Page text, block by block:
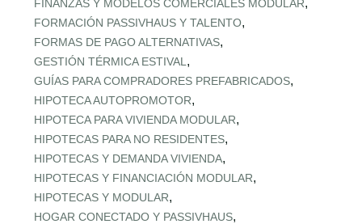
FINANZAS Y MODELOS COMERCIALES MODULAR,
FORMACIÓN PASSIVHAUS Y TALENTO,
FORMAS DE PAGO ALTERNATIVAS,
GESTIÓN TÉRMICA ESTIVAL ,
GUÍAS PARA COMPRADORES PREFABRICADOS,
HIPOTECA AUTOPROMOTOR,
HIPOTECA PARA VIVIENDA MODULAR,
HIPOTECAS PARA NO RESIDENTES,
HIPOTECAS Y DEMANDA VIVIENDA,
HIPOTECAS Y FINANCIACIÓN MODULAR,
HIPOTECAS Y MODULAR,
HOGAR CONECTADO Y PASSIVHAUS,